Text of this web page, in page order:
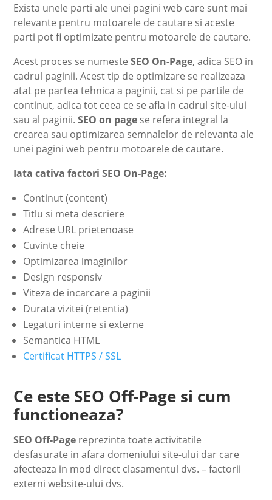
Exista unele parti ale unei pagini web care sunt mai
relevante pentru motoarele de cautare si aceste
parti pot fi optimizate pentru motoarele de cautare.
Acest proces se numeste SEO On-Page, adica SEO in
cadrul paginii. Acest tip de optimizare se realizeaza
atat pe partea tehnica a paginii, cat si pe partile de
continut, adica tot ceea ce se afla in cadrul site-ului
sau al paginii.SEO on page se refera integral la
crearea sau optimizarea semnalelor de relevanta ale
unei pagini web pentru motoarele de cautare.
Iata cativa factori SEO On-Page:
Continut (content)
Titlu si meta descriere
Adrese URL prietenoase
Cuvinte cheie
Optimizarea imaginilor
Design responsiv
Viteza de incarcare a paginii
Durata vizitei (retentia)
Legaturi interne si externe
Semantica HTML
Certificat HTTPS / SSL
Ce este SEO Off-Page si cum
functioneaza?
SEO Off-Page reprezinta toate activitatile
desfasurate in afara domeniului site-ului dar care
afecteaza in mod direct clasamentul dvs. – factorii
externi website-ului dvs.